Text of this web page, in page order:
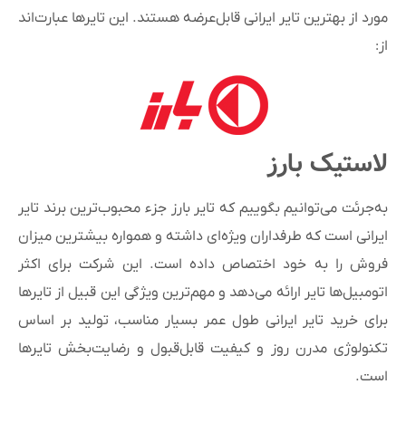
مورد از بهترین تایر ایرانی قابل‌عرضه هستند. این تایرها عبارت‌اند
از:
لاستیک بارز
به‌جرئت می‌توانیم بگوییم که تایر بارز جزء محبوب‌ترین برند تایر
ایرانی است که طرفداران ویژه‌ای داشته و همواره بیشترین میزان
فروش را به خود اختصاص داده است. این شرکت برای اکثر
اتومبیل‌ها تایر ارائه می‌دهد و مهم‌ترین ویژگی این قبیل از تایرها
برای خرید تایر ایرانی طول عمر بسیار مناسب، تولید بر اساس
تکنولوژی مدرن روز و کیفیت قابل‌قبول و رضایت‌بخش تایرها
است.